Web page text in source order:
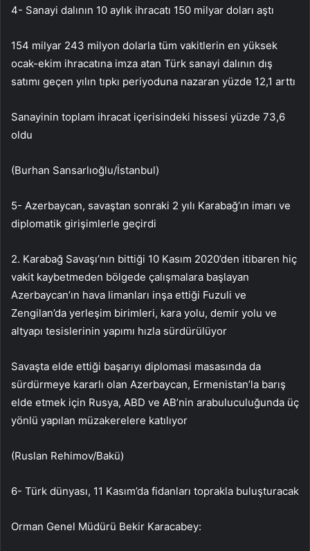
4- Sanayi dalının 10 aylık ihracatı 150 milyar doları aştı
154 milyar 243 milyon dolarla tüm vakitlerin en yüksek
ocak-ekim ihracatına imza atan Türk sanayi dalının dış
satımı geçen yılın tıpkı periyoduna nazaran yüzde 12,1 arttı
Sanayinin toplam ihracat içerisindeki hissesi yüzde 73,6
oldu
(Burhan Sansarlıoğlu/İstanbul)
5- Azerbaycan, savaştan sonraki 2 yılı Karabağ’ın imarı ve
diplomatik girişimlerle geçirdi
2. Karabağ Savaşı’nın bittiği 10 Kasım 2020’den itibaren hiç
vakit kaybetmeden bölgede çalışmalara başlayan
Azerbaycan’ın hava limanları inşa ettiği Fuzuli ve
Zengilan’da yerleşim birimleri, kara yolu, demir yolu ve
altyapı tesislerinin yapımı hızla sürdürülüyor
Savaşta elde ettiği başarıyı diplomasi masasında da
sürdürmeye kararlı olan Azerbaycan, Ermenistan’la barış
elde etmek için Rusya, ABD ve AB’nin arabuluculuğunda üç
yönlü yapılan müzakerelere katılıyor
(Ruslan Rehimov/Bakü)
6- Türk dünyası, 11 Kasım’da fidanları toprakla buluşturacak
Orman Genel Müdürü Bekir Karacabey: